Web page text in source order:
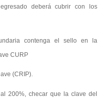
deberá cubrir con los
contenga el sello en la
CURP
(CRIP).
200%, checar que la clave del